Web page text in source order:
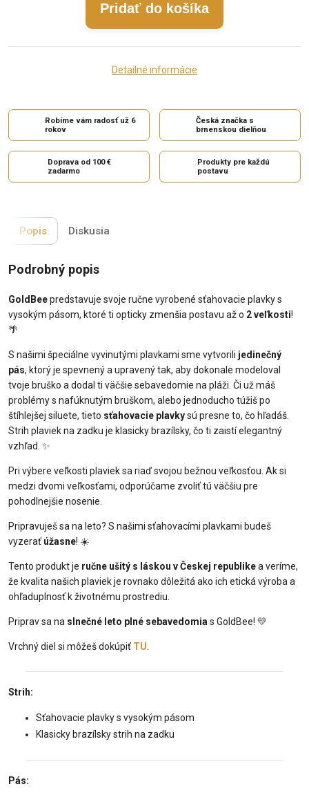
Pridať do košíka
Detailné informácie
Robíme vám radosť už 6
rokov
Česká značka s
brnenskou dielňou
Doprava od 100 €
zadarmo
Produkty pre každú
postavu
Popis Diskusia
Podrobný popis
GoldBeepredstavuje svoje ručne vyrobené sťahovacie plavky s
vysokým pásom, ktoré ti opticky zmenšia postavu až o 2 veľkosti!
🌴
S našimi špeciálne vyvinutými plavkami sme vytvorili jedinečný
pás, ktorý je spevnený a upravený tak, aby dokonale modeloval
tvoje bruško a dodal ti väčšie sebavedomie na pláži. Či už máš
problémy s nafúknutým bruškom, alebo jednoducho túžiš po
štíhlejšej siluete, tieto sťahovacie plavkysú presne to, čo hľadáš.
Strih plaviek na zadku je klasicky brazílsky, čo ti zaistí elegantný
vzhľad. ✨
Pri výbere veľkosti plaviek sa riaď svojou bežnou veľkosťou. Ak si
medzi dvomi veľkosťami, odporúčame zvoliť tú väčšiu pre
pohodlnejšie nosenie.
Pripravuješ sa na leto? S našimi sťahovacími plavkami budeš
vyzerať úžasne! ☀️
Tento produkt je ručne ušitý s láskou v Českej republikea veríme,
že kvalita našich plaviek je rovnako dôležitá ako ich etická výroba a
ohľaduplnosť k životnému prostrediu.
Priprav sa na slnečné leto plné sebavedomia s GoldBee! 💛
Vrchný diel si môžeš dokúpiť TU
Strih:️
Sťahovacie plavky s vysokým pásom
Klasicky brazílsky strih na zadku
Pás: